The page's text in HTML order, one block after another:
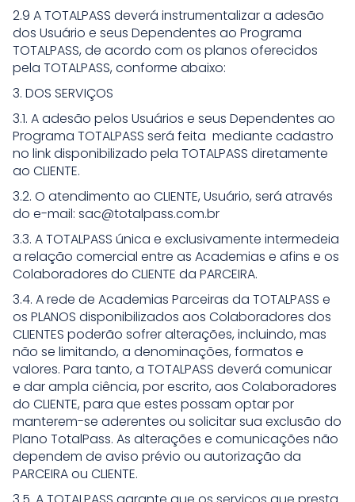
2.9 A TOTALPASS deverá instrumentalizar a adesão
dos Usuário e seus Dependentes ao Programa
TOTALPASS, de acordo com os planos oferecidos
pela TOTALPASS, conforme abaixo:
3. DOS SERVIÇOS
3.1. A adesão pelos Usuários e seus Dependentes ao
Programa TOTALPASS será feita mediante cadastro
no link disponibilizado pela TOTALPASS diretamente
ao CLIENTE.
3.2. O atendimento ao CLIENTE, Usuário, será através
do e-mail: sac@totalpass.com.br
3.3. A TOTALPASS única e exclusivamente intermedeia
a relação comercial entre as Academias e afins e os
Colaboradores do CLIENTE da PARCEIRA.
3.4. A rede de Academias Parceiras da TOTALPASS e
os PLANOS disponibilizados aos Colaboradores dos
CLIENTES poderão sofrer alterações, incluindo, mas
não se limitando, a denominações, formatos e
valores. Para tanto, a TOTALPASS deverá comunicar
e dar ampla ciência, por escrito, aos Colaboradores
do CLIENTE, para que estes possam optar por
manterem-se aderentes ou solicitar sua exclusão do
Plano TotalPass. As alterações e comunicações não
dependem de aviso prévio ou autorização da
PARCEIRA ou CLIENTE.